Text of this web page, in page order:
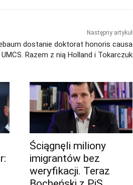
Następny artykuł
dostanie doktorat honoris causa
UMCS. Razem z nią Holland i Tokarczuk
Ściągnęli miliony
imigrantów bez
weryfikacji. Teraz